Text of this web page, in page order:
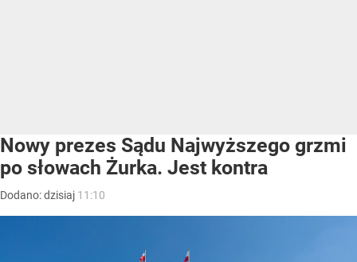
Nowy prezes Sądu Najwyższego grzmi
po słowach Żurka. Jest kontra
Dodano:dzisiaj 11:10